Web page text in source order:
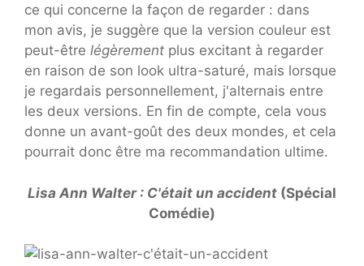
ce qui concerne la façon de regarder : dans
mon avis, je suggère que la version couleur est
peut-être légèrement plus excitant à regarder
en raison de son look ultra-saturé, mais lorsque
je regardais personnellement, j'alternais entre
les deux versions. En fin de compte, cela vous
donne un avant-goût des deux mondes, et cela
pourrait donc être ma recommandation ultime.
Lisa Ann Walter : C'était un accident (Spécial
Comédie)